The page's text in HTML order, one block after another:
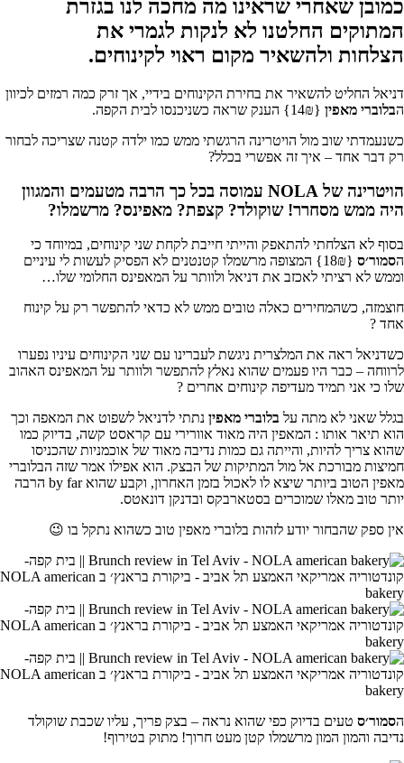
כמובן שאחרי שראינו מה מחכה לנו בגזרת
המתוקים החלטנו לא לנקות לגמרי את
הצלחות ולהשאיר מקום ראוי לקינוחים.
דניאל החליט להשאיר את בחירת הקינוחים בידיי, אך זרק כמה רמזים לכיוון
הבלוברי מאפין {14₪} הענק שראה כשניכנסו לבית הקפה.
כשנעמדתי שוב מול הויטרינה הרגשתי ממש כמו ילדה קטנה שצריכה לבחור
רק דבר אחד – איך זה אפשרי בכלל?
הויטרינה של NOLA עמוסה בכל כך הרבה מטעמים והמגוון
היה ממש מסחרר! שוקולד? קצפת? מאפינס? מרשמלו?
בסוף לא הצלחתי להתאפק והייתי חייבת לקחת שני קינוחים, במיוחד כי
הסמור׳ס
{18₪} המצופה מרשמלו קטנטנים לא הפסיק לעשות לי עיניים
וממש לא רציתי לאכזב את דניאל ולוותר על המאפינס החלומי שלו…
חוצמזה, כשהמחירים כאלה טובים ממש לא כדאי להתפשר רק על קינוח
אחד ?
כשדניאל ראה את המלצרית ניגשת לעברינו עם שני הקינוחים עיניו נפערו
לרווחה – כבר היו פעמים שהוא נאלץ להתפשר ולוותר על המאפינס האהוב
שלו כי אני תמיד מעדיפה קינוחים אחרים ?
בגלל שאני לא מתה על בלוברי מאפין נתתי לדניאל לשפוט את המאפה וכך
הוא תיאר אותו : המאפין היה מאוד אוורירי עם קראסט קשה, בדיוק כמו
שהוא צריך להיות, והייתה גם כמות נדיבה מאוד של אוכמניות שהכניסו
חמיצות מבורכת אל מול המתיקות של הבצק. הוא אפילו אמר שזה הבלוברי
מאפין הטוב ביותר שיצא לו לאכול בזמן האחרון, וקבע שהוא by far הרבה
יותר טוב מאלו שמוכרים בסטארבקס ובדנקן דונאטס.
אין ספק שהבחור יודע לזהות בלוברי מאפין טוב כשהוא נתקל בו 😉
הסמור׳ס טעים בדיוק כפי שהוא נראה – בצק פריך, עליו שכבת שוקולד
נדיבה והמון המון מרשמלו קטן מעט חרוך! מתוק בטירוף!